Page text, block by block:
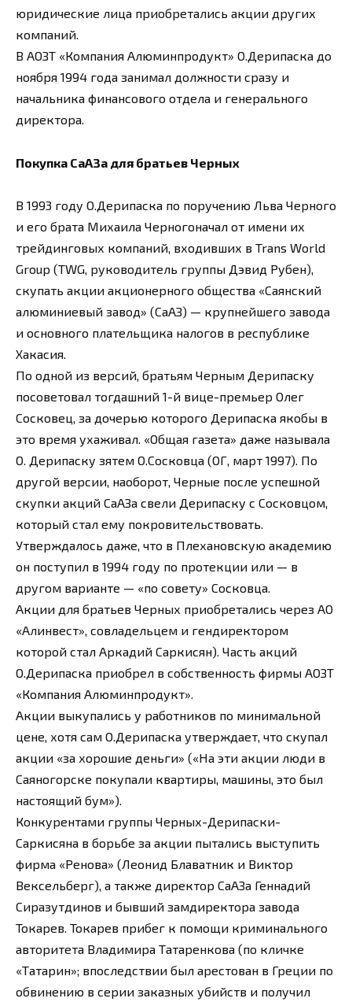
юридические лица приобретались акции других
компаний.
В АОЗТ «Компания Алюминпродукт» О.Дерипаска до
ноября 1994 года занимал должности сразу и
начальника финансового отдела и генерального
директора.
Покупка СаАЗа для братьев Черных
В 1993 году О.Дерипаска по поручению Льва Черного
и его брата Михаила Черногоначал от имени их
трейдинговых компаний, входивших в Trans World
Group (TWG, руководитель группы Дэвид Рубен),
скупать акции акционерного общества «Саянский
алюминиевый завод» (СаАЗ) — крупнейшего завода
и основного плательщика налогов в республике
Хакасия.
По одной из версий, братьям Черным Дерипаску
посоветовал тогдашний 1-й вице-премьер Олег
Сосковец, за дочерью которого Дерипаска якобы в
это время ухаживал. «Общая газета» даже называла
О. Дерипаску зятем О.Сосковца (ОГ, март 1997). По
другой версии, наоборот, Черные после успешной
скупки акций СаАЗа свели Дерипаску с Сосковцом,
который стал ему покровительствовать.
Утверждалось даже, что в Плехановскую академию
он поступил в 1994 году по протекции или — в
другом варианте — «по совету» Сосковца.
Акции для братьев Черных приобретались через АО
«Алинвест», совладельцем и гендиректором
которой стал Аркадий Саркисян). Часть акций
О.Дерипаска приобрел в собственность фирмы АОЗТ
«Компания Алюминпродукт».
Акции выкупались у работников по минимальной
цене, хотя сам О.Дерипаска утверждает, что скупал
акции «за хорошие деньги» («На эти акции люди в
Саяногорске покупали квартиры, машины, это был
настоящий бум»).
Конкурентами группы Черных-Дерипаски-
Саркисяна в борьбе за акции пытались выступить
фирма «Ренова» (Леонид Блаватник и Виктор
Вексельберг), а также директор СаАЗа Геннадий
Сиразутдинов и бывший замдиректора завода
Токарев. Токарев прибег к помощи криминального
авторитета Владимира Татаренкова (по кличке
«Татарин»; впоследствии был арестован в Греции по
обвинению в серии заказных убийств и получил